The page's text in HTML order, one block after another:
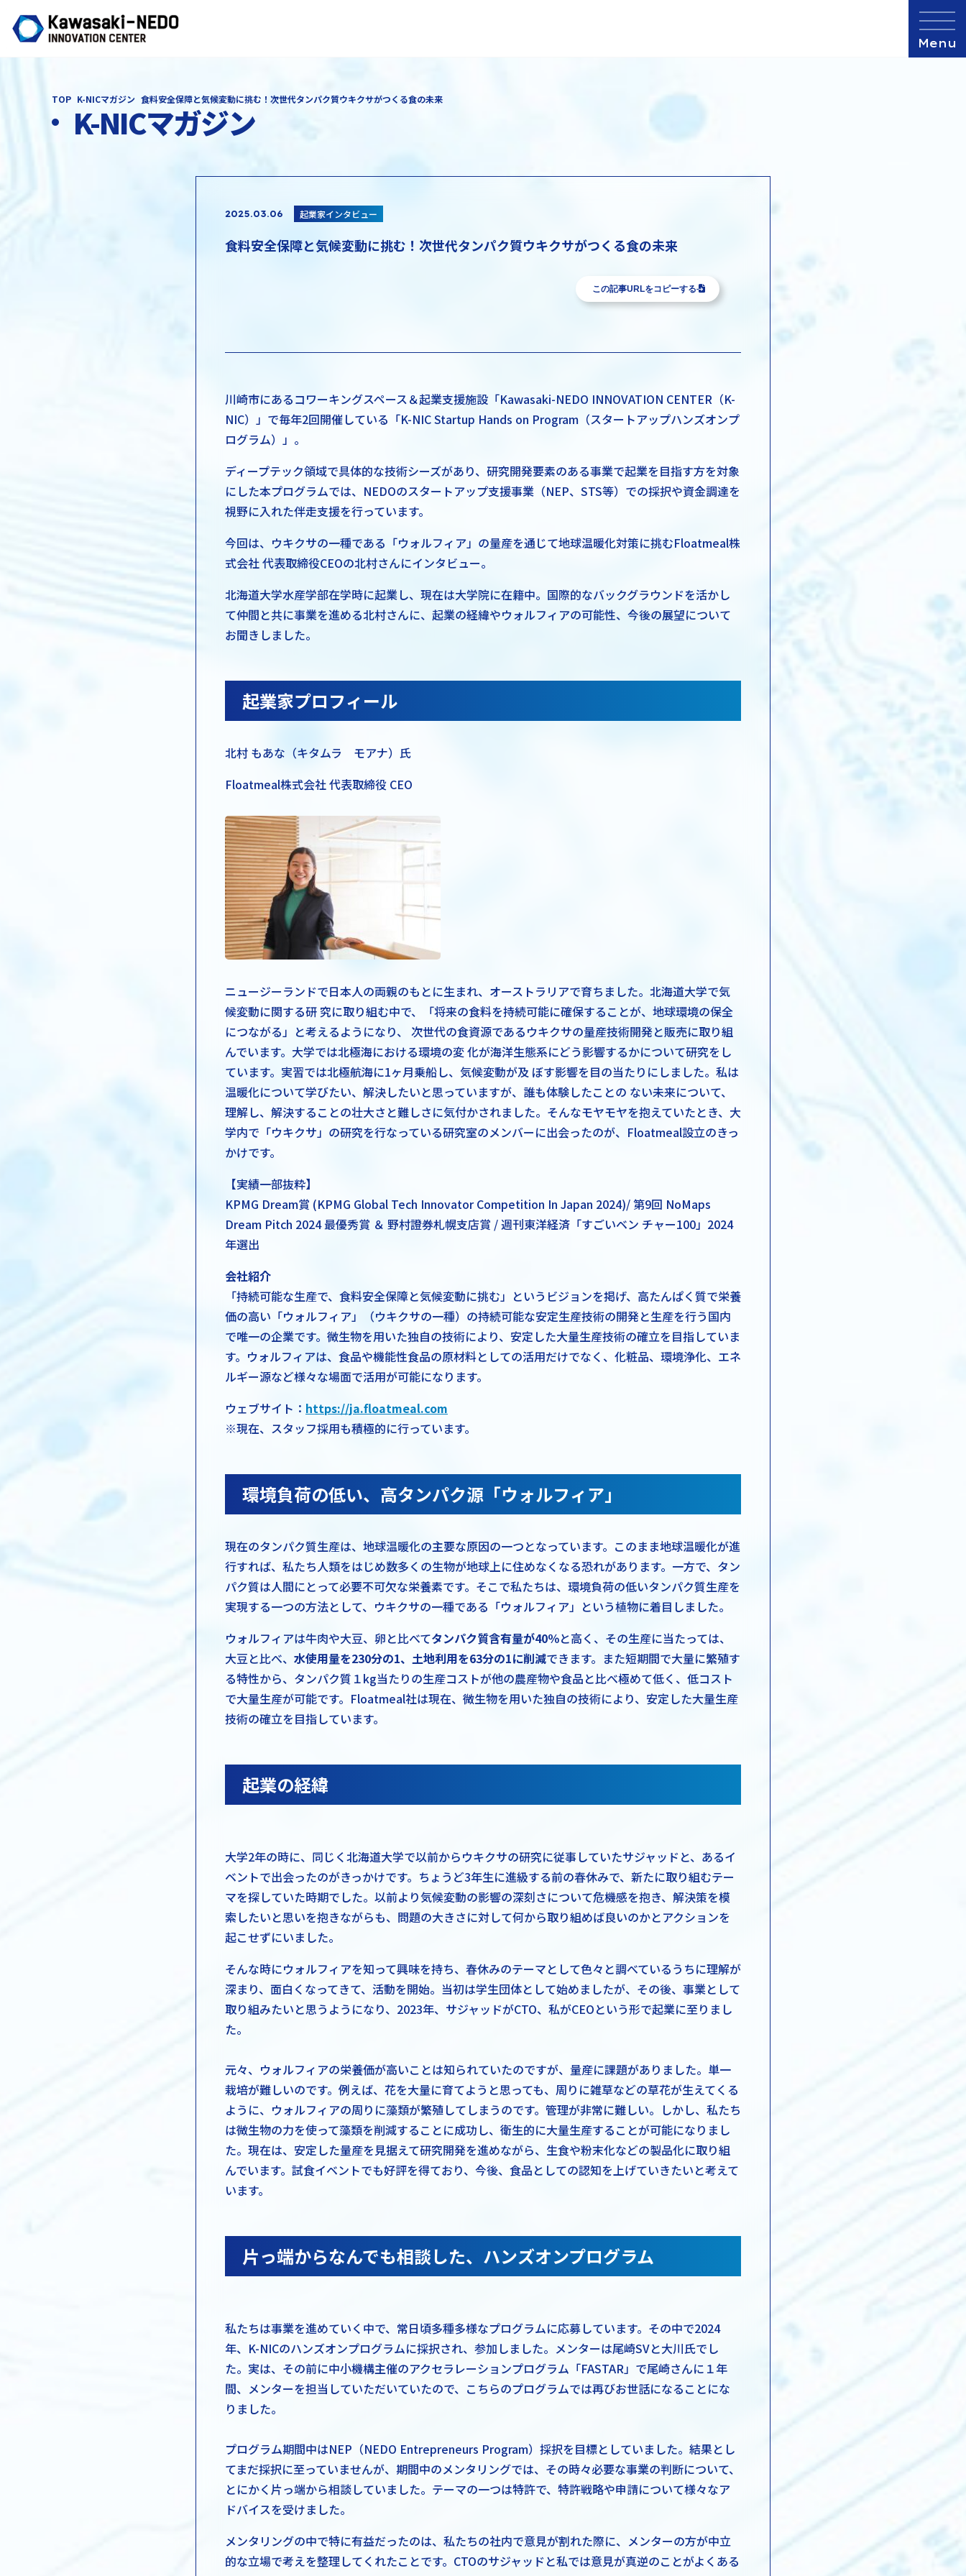
TOP K-NICマガジン 食料安全保障と気候変動に挑む！次世代タンパク質ウキクサがつくる食の未来
K-NICマガジン
2025.03.06 起業家インタビュー
食料安全保障と気候変動に挑む！次世代タンパク質ウキクサがつくる食の未来
この記事URLをコピーする
川崎市にあるコワーキングスペース＆起業支援施設「Kawasaki-NEDO INNOVATION CENTER（K-
NIC）」で毎年2回開催している「K-NIC Startup Hands on Program（スタートアップハンズオンプ
ログラム）」。
ディープテック領域で具体的な技術シーズがあり、研究開発要素のある事業で起業を目指す方を対象
にした本プログラムでは、NEDOのスタートアップ支援事業（NEP、STS等）での採択や資金調達を
視野に入れた伴走支援を行っています。
今回は、ウキクサの一種である「ウォルフィア」の量産を通じて地球温暖化対策に挑むFloatmeal株
式会社 代表取締役CEOの北村さんにインタビュー。
北海道大学水産学部在学時に起業し、現在は大学院に在籍中。国際的なバックグラウンドを活かし
て仲間と共に事業を進める北村さんに、起業の経緯やウォルフィアの可能性、今後の展望について
お聞きしました。
起業家プロフィール
北村 もあな（キタムラ モアナ）氏
Floatmeal株式会社 代表取締役 CEO
ニュージーランドで日本人の両親のもとに生まれ、オーストラリアで育ちました。北海道大学で気
候変動に関する研 究に取り組む中で、「将来の食料を持続可能に確保することが、地球環境の保全
につながる」と考えるようになり、 次世代の食資源であるウキクサの量産技術開発と販売に取り組
んでいます。大学では北極海における環境の変 化が海洋生態系にどう影響するかについて研究をし
ています。実習では北極航海に1ヶ月乗船し、気候変動が及 ぼす影響を目の当たりにしました。私は
温暖化について学びたい、解決したいと思っていますが、誰も体験したことの ない未来について、
理解し、解決することの壮大さと難しさに気付かされました。そんなモヤモヤを抱えていたとき、大
学内で「ウキクサ」の研究を行なっている研究室のメンバーに出会ったのが、Floatmeal設立のきっ
かけです。
【実績一部抜粋】
KPMG Dream賞 (KPMG Global Tech Innovator Competition In Japan 2024)/ 第9回 NoMaps
Dream Pitch 2024 最優秀賞 ＆ 野村證券札幌支店賞 / 週刊東洋経済「すごいベン チャー100」2024
年選出
会社紹介
「持続可能な生産で、食料安全保障と気候変動に挑む」というビジョンを掲げ、高たんぱく質で栄養
価の高い「ウォルフィア」（ウキクサの一種）の持続可能な安定生産技術の開発と生産を行う国内
で唯一の企業です。微生物を用いた独自の技術により、安定した大量生産技術の確立を目指していま
す。ウォルフィアは、食品や機能性食品の原材料としての活用だけでなく、化粧品、環境浄化、エネ
ルギー源など様々な場面で活用が可能になります。
ウェブサイト： https://ja.floatmeal.com
※現在、スタッフ採用も積極的に行っています。
環境負荷の低い、高タンパク源「ウォルフィア」
現在のタンパク質生産は、地球温暖化の主要な原因の一つとなっています。このまま地球温暖化が進
行すれば、私たち人類をはじめ数多くの生物が地球上に住めなくなる恐れがあります。一方で、タン
パク質は人間にとって必要不可欠な栄養素です。そこで私たちは、環境負荷の低いタンパク質生産を
実現する一つの方法として、ウキクサの一種である「ウォルフィア」という植物に着目しました。
ウォルフィアは牛肉や大豆、卵と比べてタンパク質含有量が40％と高く、その生産に当たっては、
大豆と比べ、 水使用量を230分の1、土地利用を63分の1に削減できます。また短期間で大量に繁殖す
る特性から、タンパク質１kg当たりの生産コストが他の農産物や食品と比べ極めて低く、低コスト
で大量生産が可能です。Floatmeal社は現在、微生物を用いた独自の技術により、安定した大量生産
技術の確立を目指しています。
起業の経緯
大学2年の時に、同じく北海道大学で以前からウキクサの研究に従事していたサジャッドと、あるイ
ベントで出会ったのがきっかけです。ちょうど3年生に進級する前の春休みで、新たに取り組むテー
マを探していた時期でした。以前より気候変動の影響の深刻さについて危機感を抱き、解決策を模
索したいと思いを抱きながらも、問題の大きさに対して何から取り組めば良いのかとアクションを
起こせずにいました。
そんな時にウォルフィアを知って興味を持ち、春休みのテーマとして色々と調べているうちに理解が
深まり、面白くなってきて、活動を開始。当初は学生団体として始めましたが、その後、事業として
取り組みたいと思うようになり、2023年、サジャッドがCTO、私がCEOという形で起業に至りまし
た。
元々、ウォルフィアの栄養価が高いことは知られていたのですが、量産に課題がありました。単一
栽培が難しいのです。例えば、花を大量に育てようと思っても、周りに雑草などの草花が生えてくる
ように、ウォルフィアの周りに藻類が繁殖してしまうのです。管理が非常に難しい。しかし、私たち
は微生物の力を使って藻類を削減することに成功し、衛生的に大量生産することが可能になりまし
た。現在は、安定した量産を見据えて研究開発を進めながら、生食や粉末化などの製品化に取り組
んでいます。試食イベントでも好評を得ており、今後、食品としての認知を上げていきたいと考えて
います。
片っ端からなんでも相談した、ハンズオンプログラム
私たちは事業を進めていく中で、常日頃多種多様なプログラムに応募しています。その中で2024
年、K-NICのハンズオンプログラムに採択され、参加しました。メンターは尾崎SVと大川氏でし
た。実は、その前に中小機構主催のアクセラレーションプログラム「FASTAR」で尾崎さんに１年
間、メンターを担当していただいていたので、こちらのプログラムでは再びお世話になることにな
りました。
プログラム期間中はNEP（NEDO Entrepreneurs Program）採択を目標としていました。結果とし
てまだ採択に至っていませんが、期間中のメンタリングでは、その時々必要な事業の判断について、
とにかく片っ端から相談していました。テーマの一つは特許で、特許戦略や申請について様々なア
ドバイスを受けました。
メンタリングの中で特に有益だったのは、私たちの社内で意見が割れた際に、メンターの方が中立
的な立場で考えを整理してくれたことです。CTOのサジャッドと私では意見が真逆のことがよくある